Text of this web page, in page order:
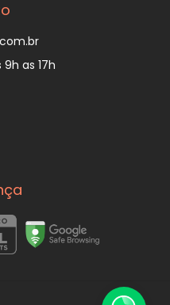
as 17h